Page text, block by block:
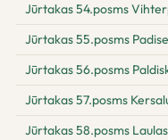
Jūrtakas 54.posms
Jūrtakas 55.posms
Jūrtakas 56.posms
Jūrtakas 57.posms
Jūrtakas 58.posms